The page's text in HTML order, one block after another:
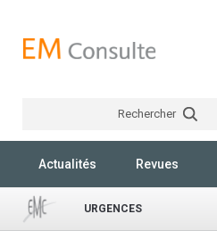
Rechercher
Actualités Revues
URGENCES